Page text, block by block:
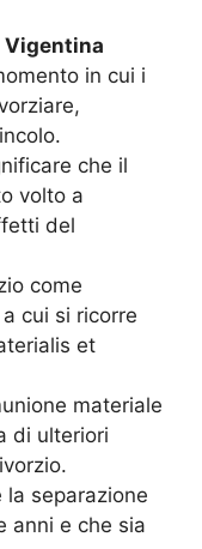
Vigentina
in cui i
che il
volto a
del
come
cui si ricorre
et
materiale
di ulteriori
separazione
anni e che sia